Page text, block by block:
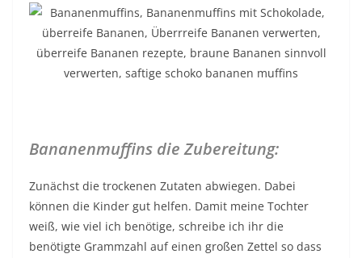
Bananenmuffins die Zubereitung:
Zunächst die trockenen Zutaten abwiegen. Dabei
können die Kinder gut helfen. Damit meine Tochter
weiß, wie viel ich benötige, schreibe ich ihr die
benötigte Grammzahl auf einen großen Zettel so dass